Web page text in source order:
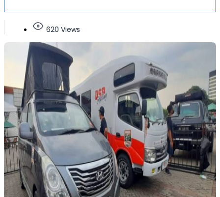
620 Views